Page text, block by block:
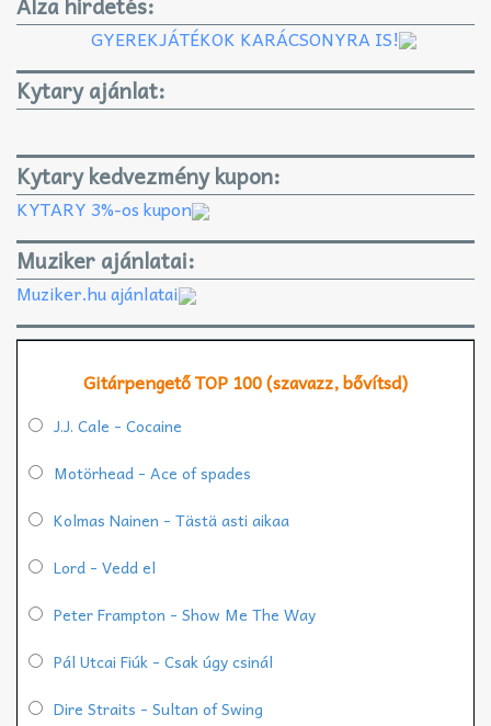
GYEREKJÁTÉKOK KARÁCSONYRA IS!
Kytary ajánlat:
Kytary kedvezmény kupon:
KYTARY 3%-os kupon
Muziker ajánlatai:
Muziker.hu ajánlatai
Gitárpengető TOP 100 (szavazz, bővítsd)
J.J. Cale - Cocaine
Motörhead - Ace of spades
Kolmas Nainen - Tästä asti aikaa
Lord - Vedd el
Peter Frampton - Show Me The Way
Pál Utcai Fiúk - Csak úgy csinál
Dire Straits - Sultan of Swing